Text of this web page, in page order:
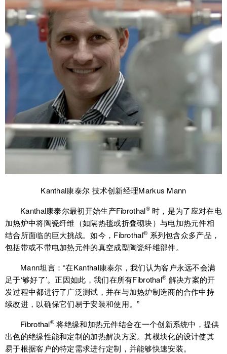
Kanthal康泰尔 技术创新经理Markus Mann
Kanthal康泰尔最初开始生产Fibrothal®时，是为了应对在电
加热炉中将陶瓷纤维（如隔热毯或折叠砌块）与电加热元件相
结合所面临的巨大挑战。如今，Fibrothal® 系列包含众多产品，
包括带或不带电加热元件的真空成型陶瓷纤维部件。
Mann坦言：“在Kanthal康泰尔，我们认为客户永远不会满
足于‘够好了’。正因如此，我们在所有Fibrothal® 解决方案的开
发过程中都进行了广泛测试，并在与加热炉制造商的合作中持
续改进，以确保它们易于安装和使用。”
Fibrothal® 将绝缘和加热元件结合在一个创新系统中，提供
出色的绝缘性能和定制的加热解决方案。其模块化的设计使其
易于根据客户的特定需求进行定制，并能够快速安装。